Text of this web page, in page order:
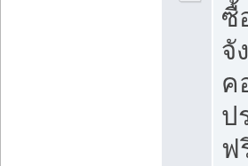
ซื้
จั
ค
ป
ฟ